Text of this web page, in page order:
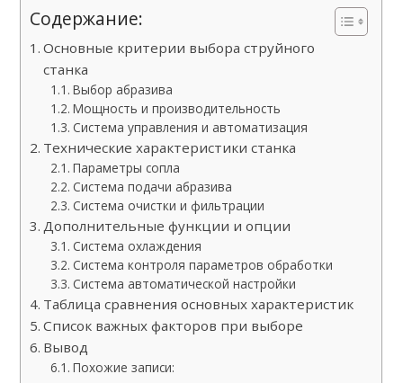
Содержание:
Основные критерии выбора струйного
станка
Выбор абразива
Мощность и производительность
Система управления и автоматизация
Технические характеристики станка
Параметры сопла
Система подачи абразива
Система очистки и фильтрации
Дополнительные функции и опции
Система охлаждения
Система контроля параметров обработки
Система автоматической настройки
Таблица сравнения основных характеристик
Список важных факторов при выборе
Вывод
Похожие записи: